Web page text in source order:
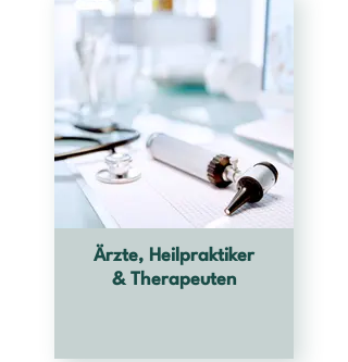
Ärzte, Heilpraktiker
& Therapeuten